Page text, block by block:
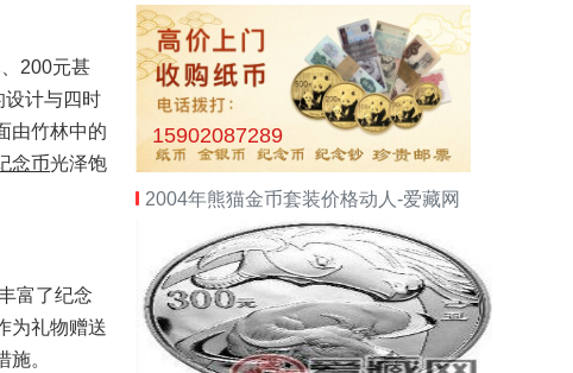
200元甚
设计与四时
由竹林中的
念币光泽饱
富了纪念
为礼物赠送
。
15902087289
2004年熊猫金币套装价格动人-爱藏网